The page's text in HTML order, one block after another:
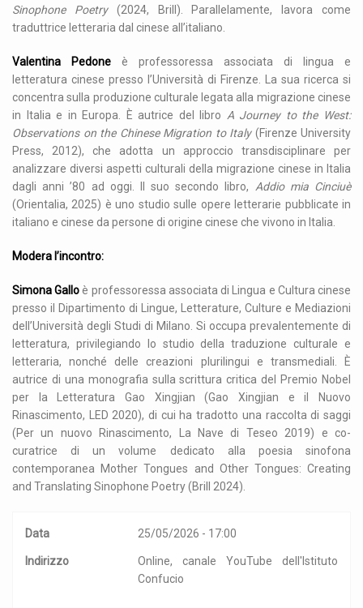
Sinophone Poetry(2024, Brill). Parallelamente, lavora come
traduttrice letteraria dal cinese all’italiano.
Valentina Pedone è professoressa associata di lingua e
letteratura cinese presso l’Università di Firenze. La sua ricerca si
concentra sulla produzione culturale legata alla migrazione cinese
in Italia e in Europa. È autrice del libro A Journey to the West:
Observations on the Chinese Migration to Italy(Firenze University
Press, 2012), che adotta un approccio transdisciplinare per
analizzare diversi aspetti culturali della migrazione cinese in Italia
dagli anni ’80 ad oggi. Il suo secondo libro, Addio mia Cinciuè
(Orientalia, 2025) è uno studio sulle opere letterarie pubblicate in
italiano e cinese da persone di origine cinese che vivono in Italia.
Modera l’incontro:
Simona Galloè professoressa associata di Lingua e Cultura cinese
presso il Dipartimento di Lingue, Letterature, Culture e Mediazioni
dell’Università degli Studi di Milano. Si occupa prevalentemente di
letteratura, privilegiando lo studio della traduzione culturale e
letteraria, nonché delle creazioni plurilingui e transmediali. È
autrice di una monografia sulla scrittura critica del Premio Nobel
per la Letteratura Gao Xingjian (Gao Xingjian e il Nuovo
Rinascimento, LED 2020), di cui ha tradotto una raccolta di saggi
(Per un nuovo Rinascimento, La Nave di Teseo 2019) e co-
curatrice di un volume dedicato alla poesia sinofona
contemporanea Mother Tongues and Other Tongues: Creating
and Translating Sinophone Poetry (Brill 2024).
Data 25/05/2026 - 17:00
Indirizzo
Online, canale YouTube dell'Istituto
Confucio